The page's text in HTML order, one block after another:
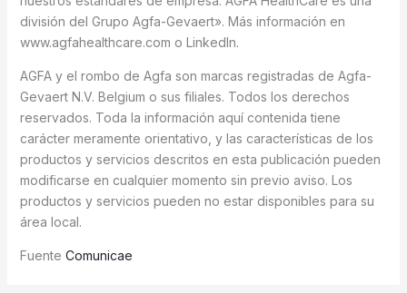
división del Grupo Agfa-Gevaert». Más información en
www.agfahealthcare.com o LinkedIn.
AGFA y el rombo de Agfa son marcas registradas de Agfa-
Gevaert N.V. Belgium o sus filiales. Todos los derechos
reservados. Toda la información aquí contenida tiene
carácter meramente orientativo, y las características de los
productos y servicios descritos en esta publicación pueden
modificarse en cualquier momento sin previo aviso. Los
productos y servicios pueden no estar disponibles para su
área local.
Fuente Comunicae